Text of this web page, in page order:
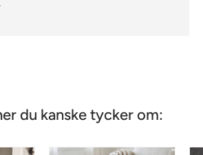
du kanske tycker om: